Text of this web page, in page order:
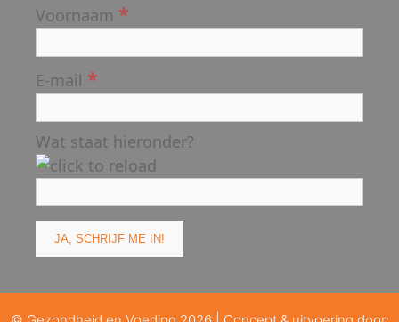
Voornaam *
E-mail *
Wat staat hieronder?